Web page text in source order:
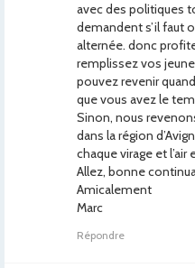
avec des politiques
demandent s’il faut
alternée. donc
remplissez vos
pouvez revenir
que vous avez le
Sinon, nous
dans la région
chaque virage et
Allez, bonne
Amicalement
Marc
Répondre